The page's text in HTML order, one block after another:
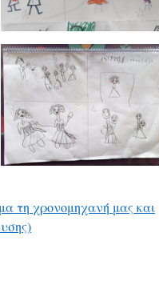
τη χρονομηχανή μας και